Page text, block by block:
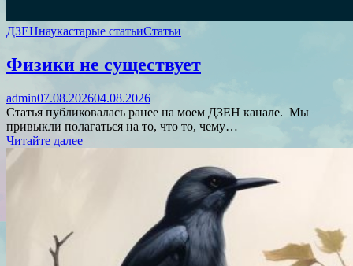
ДЗЕНнаукастарые статьиСтатьи
Физики не существует
admin07.08.202604.08.2026
Статья публиковалась ранее на моем ДЗЕН канале. Мы
привыкли полагаться на то, что то, чему…
Читайте далее